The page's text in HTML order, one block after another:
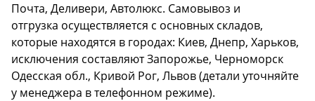
Почта, Деливери, Автолюкс. Самовывоз и
отгрузка осуществляется с основных складов,
которые находятся в городах: Киев, Днепр, Харьков,
исключения составляют Запорожье, Черноморск
Одесская обл., Кривой Рог, Львов (детали уточняйте
у менеджера в телефонном режиме).